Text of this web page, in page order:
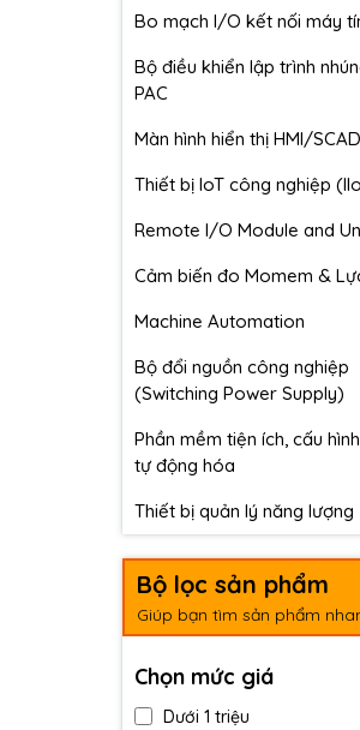
Bo mạch I/O kết nối máy
Bộ điều khiển lập trình
PAC
Màn hình hiển thị HMI/
Thiết bị IoT công nghiệp
Remote I/O Module and
Cảm biến đo Momem &
Machine Automation
Bộ đổi nguồn công nghiệp
(Switching Power Supply)
Phần mềm tiện ích, cấu
tự động hóa
Thiết bị quản lý năng lượng
Bộ lọc sản phẩm
Giúp bạn tìm sản phẩm
Chọn mức giá
Dưới 1 triệu